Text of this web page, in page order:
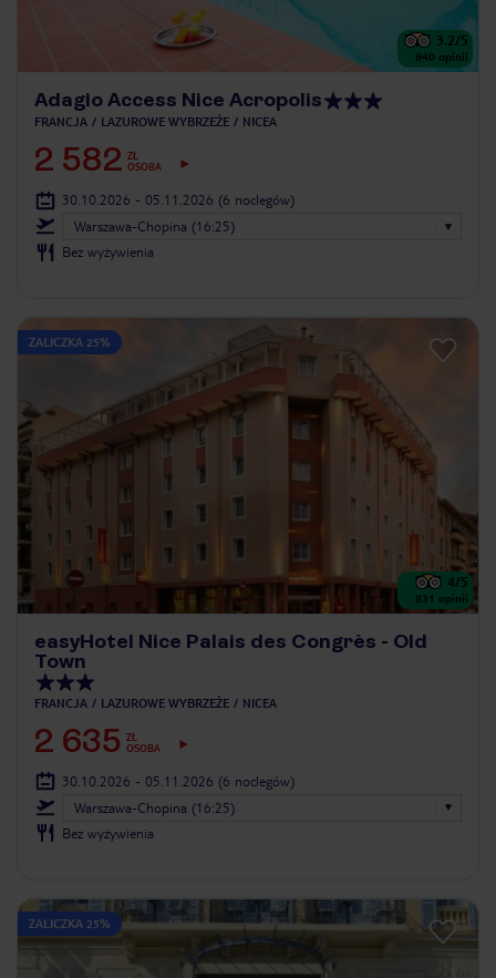
3.2/5
840 opinii
Adagio Access Nice Acropolis
FRANCJA LAZUROWE WYBRZEŻE NICEA
2 582 ZŁ
OSOBA
30.10.2026 - 05.11.2026 (6 noclegów)
Warszawa-Chopina (16:25)
Bez wyżywienia
ZALICZKA 25%
4/5
831 opinii
easyHotel Nice Palais des Congrès - Old
Town
FRANCJA LAZUROWE WYBRZEŻE NICEA
2 635 ZŁ
OSOBA
30.10.2026 - 05.11.2026 (6 noclegów)
Warszawa-Chopina (16:25)
Bez wyżywienia
ZALICZKA 25%